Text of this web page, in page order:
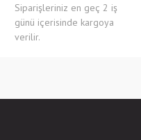
Siparişleriniz en geç 2 iş
günü içerisinde kargoya
verilir.